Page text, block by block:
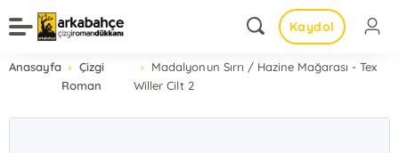
Kaydol
Anasayfa
Çizgi
Roman
Madalyonun Sırrı / Hazine Mağarası - Tex
Willer Cilt 2